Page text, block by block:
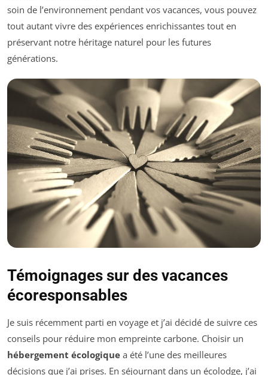
soin de l’environnement pendant vos vacances, vous pouvez
tout autant vivre des expériences enrichissantes tout en
préservant notre héritage naturel pour les futures
générations.
Témoignages sur des vacances
écoresponsables
Je suis récemment parti en voyage et j’ai décidé de suivre ces
conseils pour réduire mon empreinte carbone. Choisir un
hébergement écologique a été l’une des meilleures
décisions que j’ai prises. En séjournant dans un écolodge, j’ai